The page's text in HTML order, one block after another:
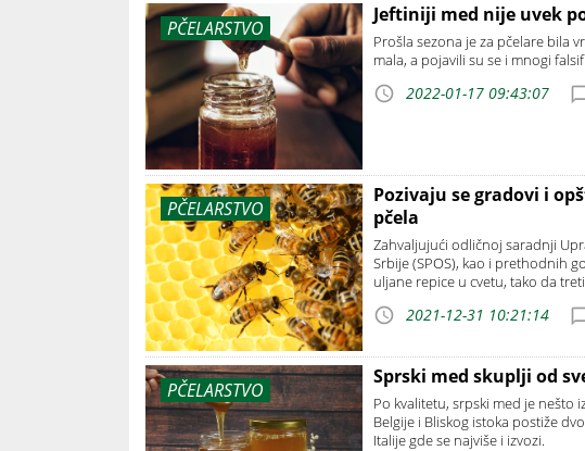
PČELARSTVO
Jeftiniji med nije uvek
Prošla sezona je za pčelare bila
mala, a pojavili su se i mnogi
2022-01-17 09:43:07
PČELARSTVO
Pozivaju se gradovi i
pčela
Zahvaljujući odličnoj saradnji
Srbije (SPOS), kao i prethodnih
uljane repice u cvetu, tako da
2021-12-31 10:21:14
PČELARSTVO
Sprski med skuplji od
Po kvalitetu, srpski med je nešto
Belgije i Bliskog istoka postiže
Italije gde se najviše i izvozi.